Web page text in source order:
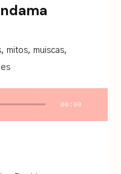
,mitos,muiscas,
00:00